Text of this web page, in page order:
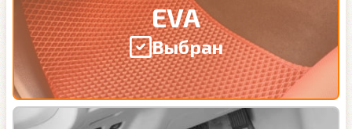
EVA
Выбран